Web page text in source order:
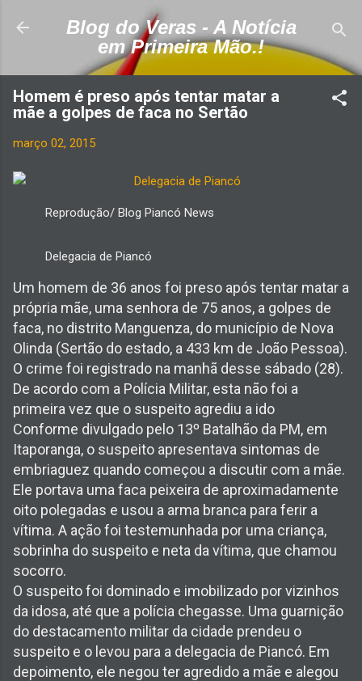
Pular para o conteúdo principal
Blog do Veras - A Notícia
em Primeira Mão.!
Homem é preso após tentar matar a
mãe a golpes de faca no Sertão
março 02, 2015
Reprodução/ Blog Piancó News
Delegacia de Piancó
Um homem de 36 anos foi preso após tentar matar a
própria mãe, uma senhora de 75 anos, a golpes de
faca, no distrito Manguenza, do município de Nova
Olinda (Sertão do estado, a 433 km de João Pessoa).
O crime foi registrado na manhã desse sábado (28).
De acordo com a Polícia Militar, esta não foi a
primeira vez que o suspeito agrediu a ido
Conforme divulgado pelo 13º Batalhão da PM, em
Itaporanga, o suspeito apresentava sintomas de
embriaguez quando começou a discutir com a mãe.
Ele portava uma faca peixeira de aproximadamente
oito polegadas e usou a arma branca para ferir a
vítima. A ação foi testemunhada por uma criança,
sobrinha do suspeito e neta da vítima, que chamou
socorro.
O suspeito foi dominado e imobilizado por vizinhos
da idosa, até que a polícia chegasse. Uma guarnição
do destacamento militar da cidade prendeu o
suspeito e o levou para a delegacia de Piancó. Em
depoimento, ele negou ter agredido a mãe e alegou